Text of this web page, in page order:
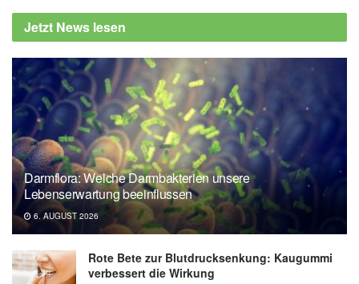
effect of bigger human bodies on the future
global calorie requirements, Plos One, 2019,
Georg-August-Universität Göttingen: Wie viel
werden wir in Zukunft essen? (Abruf:
09.12.2019),uni-goettingen.de
Jetzt News lesen
Darmflora: Welche Darmbakterien unsere
Lebenserwartung beeinflussen
6. AUGUST 2026
Rote Bete zur Blutdrucksenkung: Kaugummi
verbessert die Wirkung